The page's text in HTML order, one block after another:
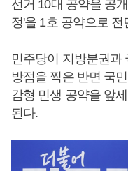
선거 10대 공약을 공
정'을 1호 공약으로
민주당이 지방분권과
방점을 찍은 반면 국
감형 민생 공약을 앞
된다.